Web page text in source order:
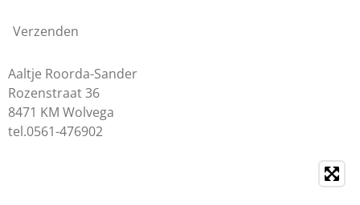
Verzenden
Aaltje Roorda-Sander
Rozenstraat 36
8471 KM Wolvega
tel.0561-476902